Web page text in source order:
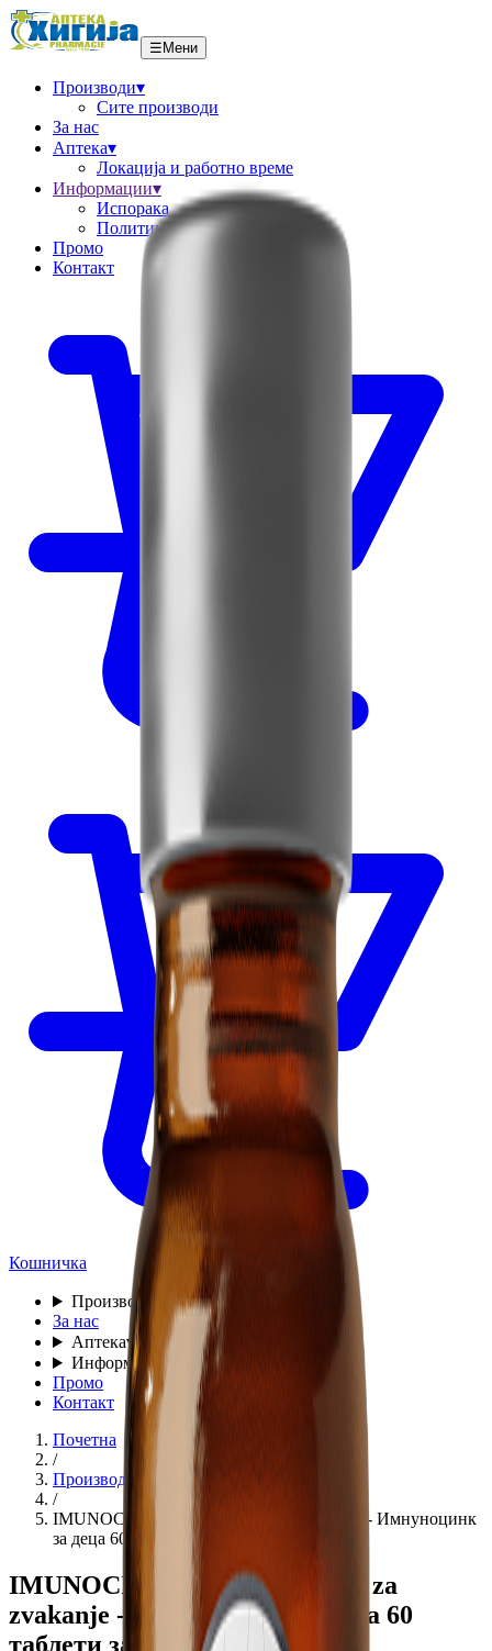
☰ Мени
Производи▾
Сите производи
За нас
Аптека▾
Локациja и работно време
Информации▾
Испорака
Политика за враќање
Промо
Контакт
Кошничка
Производи▾
За нас
Аптека▾
Информации
Промо
Контакт
Почетна
/
Производи
/
IMUNOCINK za deca 60tableti za zvakanje - Имнуноцинк
за деца 60 таблети за џвакање
IMUNOCINK za deca 60tableti za
zvakanje - Имнуноцинк за деца 60
таблети за џвакање